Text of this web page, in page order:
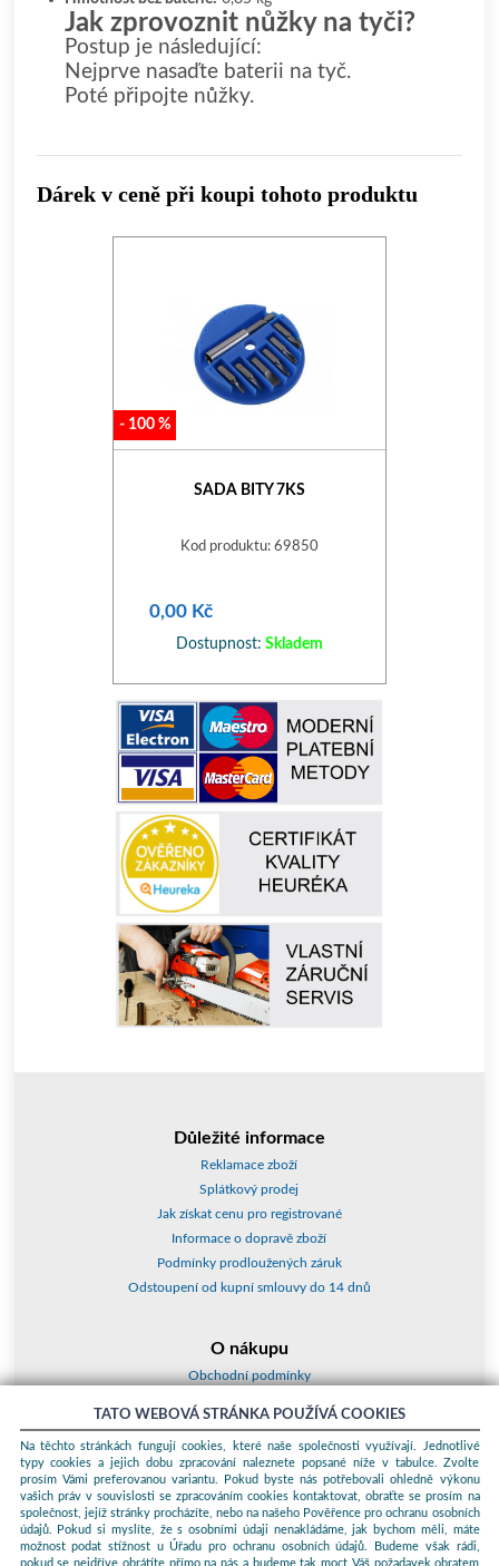
Jak zprovoznit nůžky na tyči?
Postup je následující:
Nejprve nasaďte baterii na tyč.
Poté připojte nůžky.
Dárek v ceně při koupi tohoto produktu
- 100 %
SADA BITY 7KS
Kod produktu: 69850
0,00 Kč
Dostupnost: Skladem
Důležité informace
Reklamace zboží
Splátkový prodej
Jak získat cenu pro registrované
Informace o dopravě zboží
Podmínky prodloužených záruk
Odstoupení od kupní smlouvy do 14 dnů
O nákupu
Obchodní podmínky
Kontakty a adresy
Essox splátky
Podle zákona o evidenci tržeb je prodávající povinen vystavit kupujícímu
účtenku. Zároveň je povinen zaevidovat přijatou tržbu u správce daně
online; v případě technického výpadku pak nejpozději do 48 hodin.
TATO WEBOVÁ STRÁNKA POUŽÍVÁ COOKIES
Na těchto stránkách fungují cookies, které naše společnosti využívají. Jednotlivé
typy cookies a jejich dobu zpracování naleznete popsané níže v tabulce. Zvolte
prosím Vámi preferovanou variantu. Pokud byste nás potřebovali ohledně výkonu
vašich práv v souvislosti se zpracováním cookies kontaktovat, obraťte se prosím na
společnost, jejíž stránky procházíte, nebo na našeho Pověřence pro ochranu osobních
údajů. Pokud si myslíte, že s osobními údaji nenakládáme, jak bychom měli, máte
možnost podat stížnost u Úřadu pro ochranu osobních údajů. Budeme však rádi,
pokud se nejdříve obrátíte přímo na nás a budeme tak moct Váš požadavek obratem